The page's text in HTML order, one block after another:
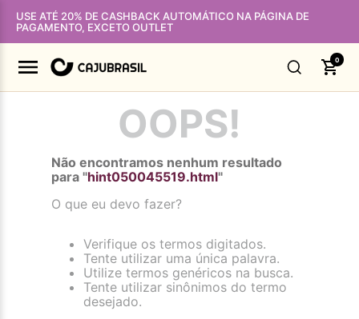
USE ATÉ 20% DE CASHBACK AUTOMÁTICO NA PÁGINA DE
PAGAMENTO, EXCETO OUTLET
0
OOPS!
Não encontramos nenhum resultado
para "hint050045519.html"
O que eu devo fazer?
Verifique os termos digitados.
Tente utilizar uma única palavra.
Utilize termos genéricos na busca.
Tente utilizar sinônimos do termo
desejado.